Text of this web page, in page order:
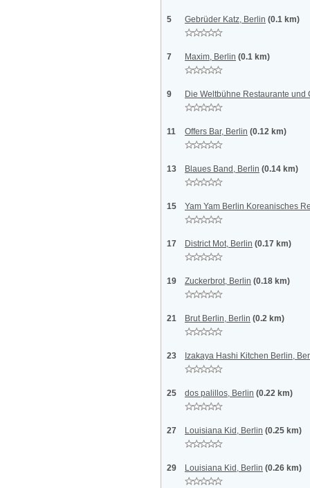
5 Gebrüder Katz, Berlin (0.1 km)
7 Maxim, Berlin (0.1 km)
9 Die Weltbühne Restaurante und
11 Offers Bar, Berlin (0.12 km)
13 Blaues Band, Berlin (0.14 km)
15 Yam Yam Berlin Koreanisches
17 District Mot, Berlin (0.17 km)
19 Zuckerbrot, Berlin (0.18 km)
21 Brut Berlin, Berlin (0.2 km)
23 Izakaya Hashi Kitchen Berlin,
25 dos palillos, Berlin (0.22 km)
27 Louisiana Kid, Berlin (0.25 km)
29 Louisiana Kid, Berlin (0.26 km)